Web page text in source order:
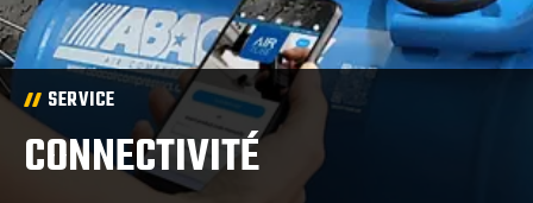
SERVICE
CONNECTIVITÉ